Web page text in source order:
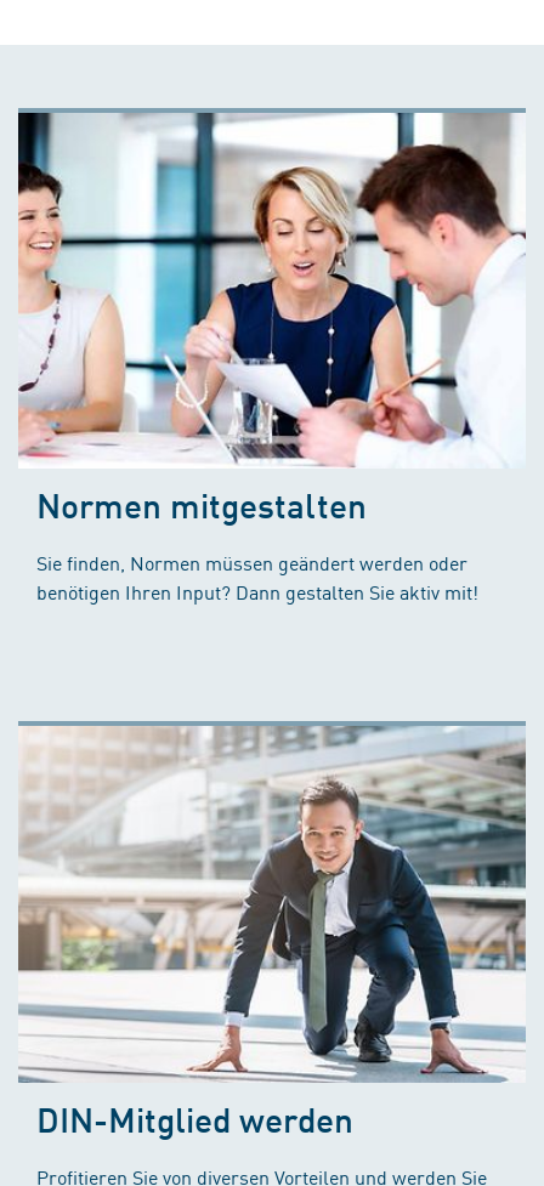
Normen mitgestalten
Sie finden, Normen müssen geändert werden oder
benötigen Ihren Input? Dann gestalten Sie aktiv mit!
DIN-Mitglied werden
Profitieren Sie von diversen Vorteilen und werden Sie